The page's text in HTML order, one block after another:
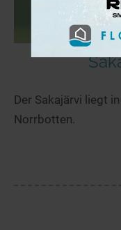
Der Sakajärvi liegt
Norrbotten.